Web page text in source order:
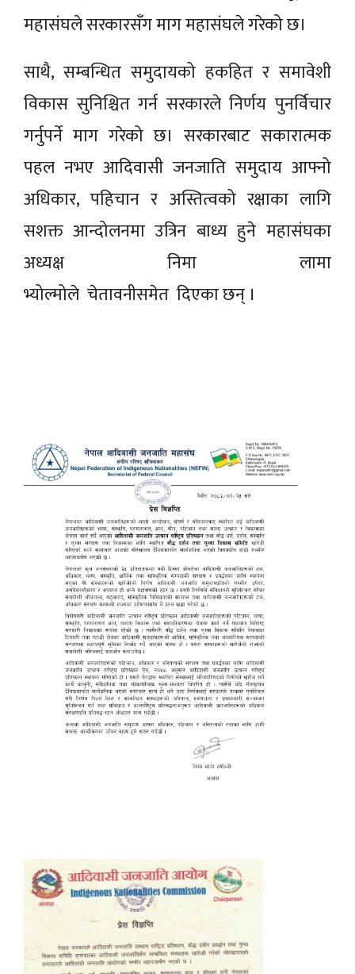
महासंघले सरकारसँग माग महासंघले गरेको छ।
साथै, सम्बन्धित समुदायको हकहित र समावेशी
विकास सुनिश्चित गर्न सरकारले निर्णय पुनर्विचार
गर्नुपर्ने माग गरेको छ। सरकारबाट सकारात्मक
पहल नभए आदिवासी जनजाति समुदाय आफ्नो
अधिकार, पहिचान र अस्तित्वको रक्षाका लागि
सशक्त आन्दोलनमा उत्रिन बाध्य हुने महासंघका
अध्यक्ष निमा लामा
भ्योल्मोले चेतावनीसमेत दिएका छन् ।